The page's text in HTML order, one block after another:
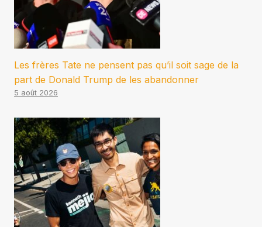
Les frères Tate ne pensent pas qu’il soit sage de la
part de Donald Trump de les abandonner
5 août 2026